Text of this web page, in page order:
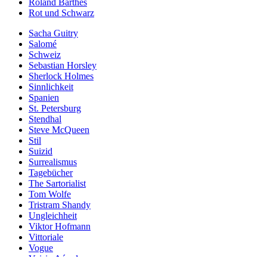
Rot und Schwarz
Sacha Guitry
Salomé
Schweiz
Sebastian Horsley
Sherlock Holmes
Sinnlichkeit
Spanien
St. Petersburg
Stendhal
Steve McQueen
Stil
Suizid
Surrealismus
Tagebücher
The Sartorialist
Tom Wolfe
Tristram Shandy
Ungleichheit
Viktor Hofmann
Vittoriale
Vogue